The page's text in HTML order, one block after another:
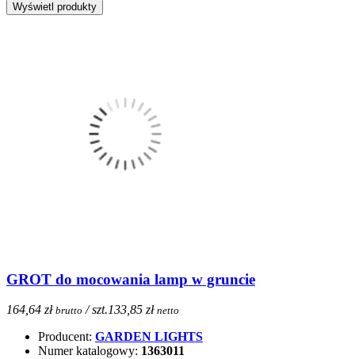
GROT do mocowania lamp w gruncie
164,64 zł brutto / szt.133,85 zł netto
Producent: GARDEN LIGHTS
Numer katalogowy: 1363011